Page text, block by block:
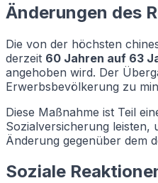
Änderungen des
Die von der höchsten
derzeit 60 Jahren auf 63
angehoben wird. Der
Erwerbsbevölkerung zu
Diese Maßnahme ist Teil
Sozialversicherung leisten,
Änderung gegenüber dem
Soziale